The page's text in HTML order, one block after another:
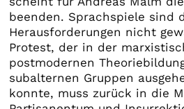
beenden. Sprachspiele sind
Herausforderungen nicht
Protest, der in der
postmodernen
subalternen Gruppen
konnte, muss zurück in die